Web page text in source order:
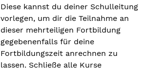
Diese kannst du deiner Schulleitung
vorlegen, um dir die Teilnahme an
dieser mehrteiligen Fortbildung
gegebenenfalls für deine
Fortbildungszeit anrechnen zu
lassen. Schließe alle Kurse